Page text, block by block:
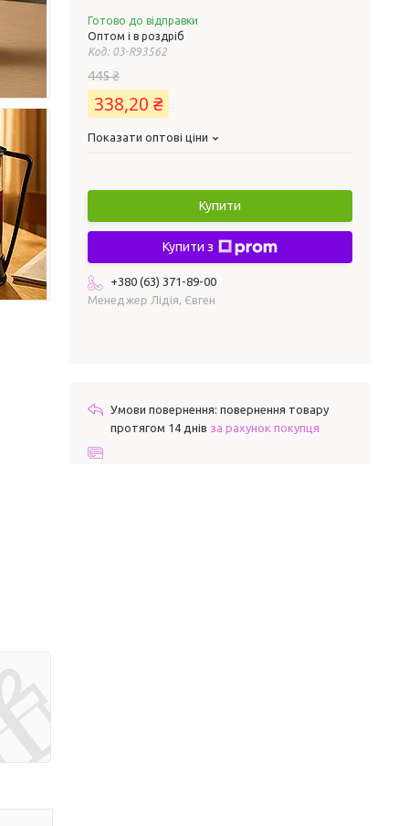
Готово до відправки
Оптом і в роздріб
Код: 03-R93562
445 ₴
338,20 ₴
Показати оптові ціни
Купити
Купити з
+380 (63) 371-89-00
Менеджер Лідія, Євген
повернення товару
протягом 14 днів за рахунок покупця